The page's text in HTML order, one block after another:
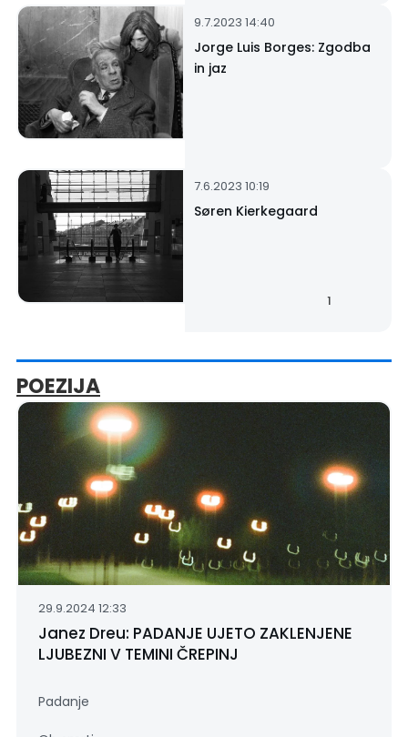
9.7.2023 14:40
Jorge Luis Borges: Zgodba
in jaz
7.6.2023 10:19
Søren Kierkegaard
1
POEZIJA
29.9.2024 12:33
Janez Dreu: PADANJE UJETO ZAKLENJENE
LJUBEZNI V TEMINI ČREPINJ
Padanje